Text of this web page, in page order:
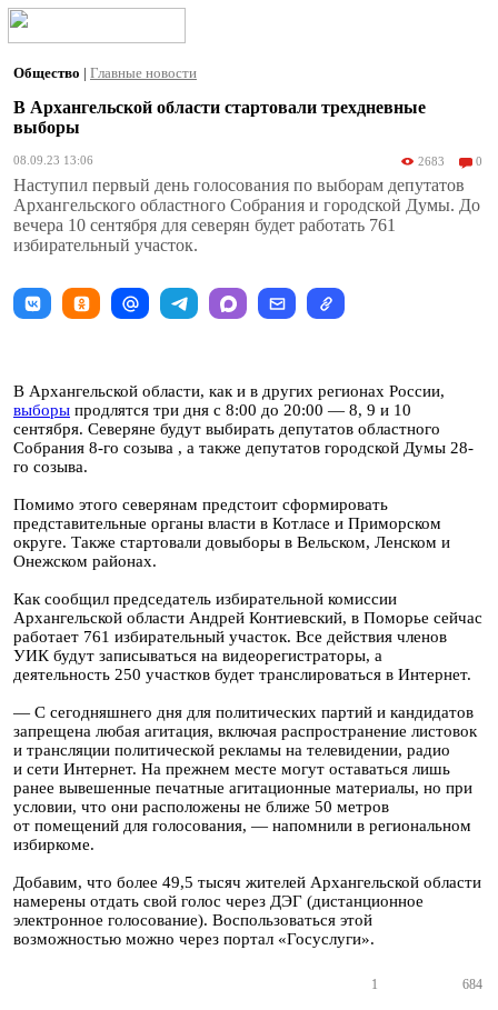
Общество | Главные новости
В Архангельской области стартовали трехдневные
выборы
08.09.23 13:06 2683 0
Наступил первый день голосования по выборам депутатов
Архангельского областного Собрания и городской Думы. До
вечера 10 сентября для северян будет работать 761
избирательный участок.
В Архангельской области, как и в других регионах России,
выборы продлятся три дня с 8:00 до 20:00 — 8, 9 и 10
сентября. Северяне будут выбирать депутатов областного
Собрания 8-го созыва , а также депутатов городской Думы 28-
го созыва.
Помимо этого северянам предстоит сформировать
представительные органы власти в Котласе и Приморском
округе. Также стартовали довыборы в Вельском, Ленском и
Онежском районах.
Как сообщил председатель избирательной комиссии
Архангельской области Андрей Контиевский, в Поморье сейчас
работает 761 избирательный участок. Все действия членов
УИК будут записываться на видеорегистраторы, а
деятельность 250 участков будет транслироваться в Интернет.
— С сегодняшнего дня для политических партий и кандидатов
запрещена любая агитация, включая распространение листовок
и трансляции политической рекламы на телевидении, радио
и сети Интернет. На прежнем месте могут оставаться лишь
ранее вывешенные печатные агитационные материалы, но при
условии, что они расположены не ближе 50 метров
от помещений для голосования, — напомнили в региональном
избиркоме.
Добавим, что более 49,5 тысяч жителей Архангельской области
намерены отдать свой голос через ДЭГ (дистанционное
электронное голосование). Воспользоваться этой
возможностью можно через портал «Госуслуги».
1 684